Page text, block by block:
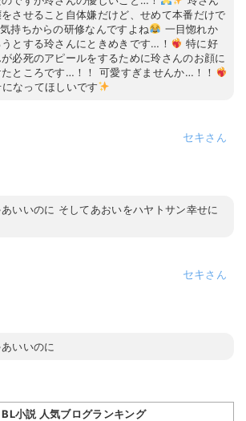
させること自体嫌だけど、せめて本番だけで
持ちからの研修なんですよね
一目惚れか
とする玲さんにときめきです…！
特に好
必死のアピールをするために玲さんのお顔に
ところです…！！ 可愛すぎませんか…！！
なってほしいです
セキ
いいのに そしてあおいをハヤトサン幸せに
セキ
いいのに
BL小説 人気ブログランキング